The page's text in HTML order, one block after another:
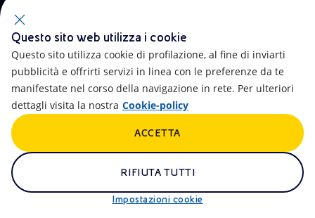
ALTRI LINK
Accessibilità Calendario
Newsletter Intelligenza artificiale
Truffe e Phishing
Remit Alluvioni
Questo sito web utilizza i cookie
Questo sito utilizza cookie di profilazione, al fine di inviarti
pubblicità e offrirti servizi in linea con le preferenze da te
manifestate nel corso della navigazione in rete. Per ulteriori
dettagli visita la nostra Cookie-policy
Impostazioni cookie
RIFIUTA TUTTI
ACCETTA